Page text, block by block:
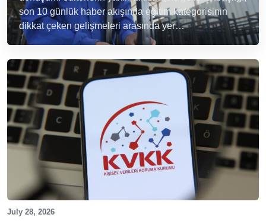
son 10 günlük haber akışında eğitim kategorisinin
dikkat çeken gelişmeleri arasında yer…
July 28, 2026